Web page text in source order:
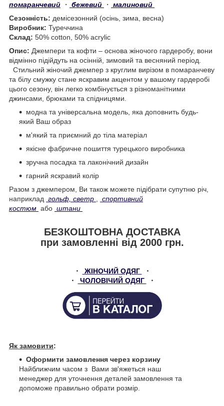
помаранчевий
・ бежевий ・ малиновий
Сезонність: демісезонний (осінь, зима, весна)
Виробник: Туреччина
Склад: 50% cotton, 50% acrylic
Опис: Джемпери та кофти – основа жіночого гардеробу, вони
відмінно підійдуть на осінній, зимовий та весняний період.
Стильний жіночий джемпер з круглим вирізом в помаранчеву
та білу смужку стане яскравим акцентом у вашому гардеробі
цього сезону, він легко комбінується з різноманітними
джинсами, брюками та спідницями.
модна та універсальна модель, яка доповнить будь-
який Ваш образ
м'який та приємний до тіла матеріал
якісне фабричне пошиття турецького виробника
зручна посадка та лаконічний дизайн
гарний яскравий колір
Разом з джемпером, Ви також можете підібрати супутню річ,
наприклад гольф, светр , спортивний
костюм або штани
БЕЗКОШТОВНА ДОСТАВКА
при замовленні від 2000 грн.
・ ЖІНОЧИЙ ОДЯГ
・
・
ЧОЛОВІЧИЙ ОДЯГ ・
Як замовити:
Оформити замовлення через корзину
Найближчим часом з Вами зв'яжеться наш
менеджер для уточнення деталей замовлення та
допоможе правильно обрати розмір.